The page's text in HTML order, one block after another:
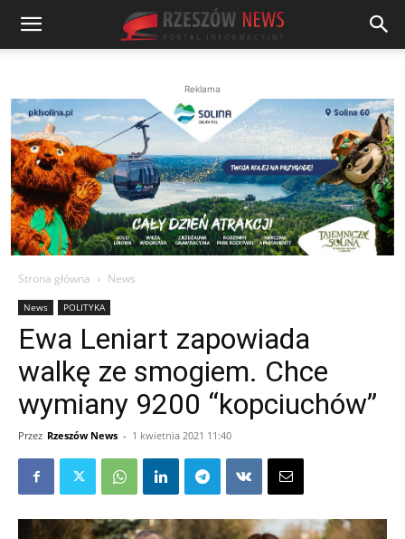
Reklama
Strona główna News
News POLITYKA
Ewa Leniart zapowiada
walkę ze smogiem. Chce
wymiany 9200 “kopciuchów”
Przez Rzeszów News - 1 kwietnia 2021 11:40